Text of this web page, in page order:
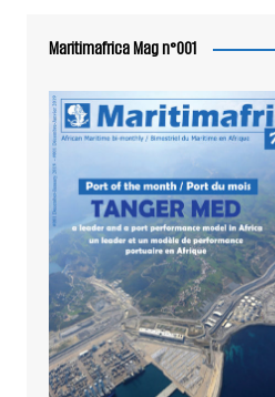
Maritimafrica Mag n°001